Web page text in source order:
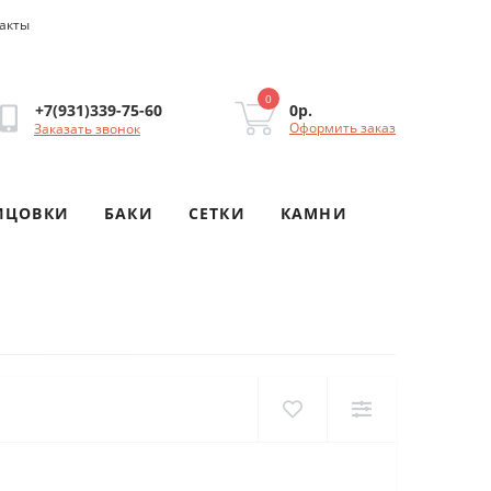
+7(931)339-75-60
Заказать звонок
0
0р.
Оформить заказ
БАКИ СЕТКИ КАМНИ